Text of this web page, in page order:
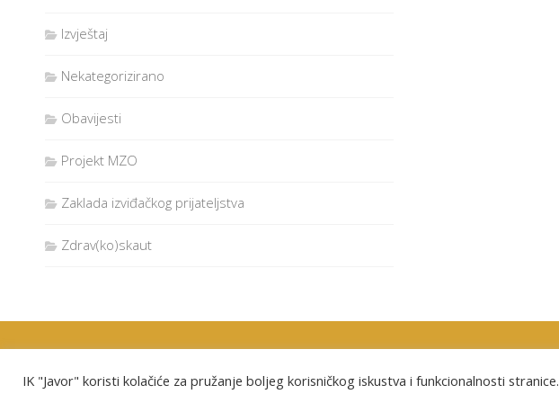
Izvještaj
Nekategorizirano
Obavijesti
Projekt MZO
Zaklada izviđačkog prijateljstva
Zdrav(ko)skaut
IK "Javor" koristi kolačiće za pružanje boljeg korisničkog iskustva i funkcionalnosti stranice.